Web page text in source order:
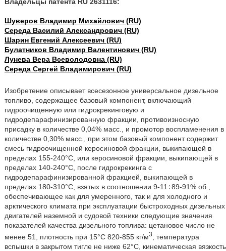
Шуверов Владимир Михайлович (RU)
Середа Василий Александрович (RU)
Шарин Евгений Алексеевич (RU)
Булатников Владимир Валентинович (RU)
Лунева Вера Всеволодовна (RU)
Середа Сергей Владимирович (RU)
Изобретение описывает всесезонное универсальное дизельное
топливо, содержащее базовый компонент, включающий
гидроочищенную или гидрокрекинговую и
гидродепарафинизированную фракции, противоизносную
присадку в количестве 0,04% масс., и промотор воспламенения в
количестве 0,30% масс., при этом базовый компонент содержит
смесь гидроочищенной керосиновой фракции, выкипающей в
пределах 155-240°С, или керосиновой фракции, выкипающей в
пределах 140-240°С, после гидрокрекинга с
гидродепарафинизированной фракцией, выкипающей в
пределах 180-310°С, взятых в соотношении 9-11÷89-91% об.,
обеспечивающее как для умеренного, так и для холодного и
арктического климата при эксплуатации быстроходных дизельных
двигателей наземной и судовой техники следующие значения
показателей качества дизельного топлива: цетановое число не
менее 51, плотность при 15°С 820-855 кг/м3
, температура
вспышки в закрытом тигле не ниже 62°С, кинематическая вязкость